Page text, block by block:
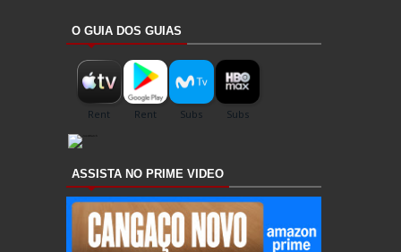
O GUIA DOS GUIAS
ASSISTA NO PRIME VIDEO